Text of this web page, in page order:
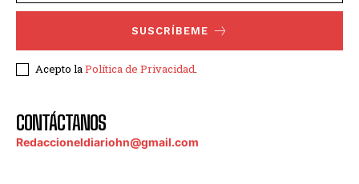
SUSCRÍBEME
Acepto laPolítica de Privacidad.
CONTÁCTANOS
Redaccioneldiariohn@gmail.com